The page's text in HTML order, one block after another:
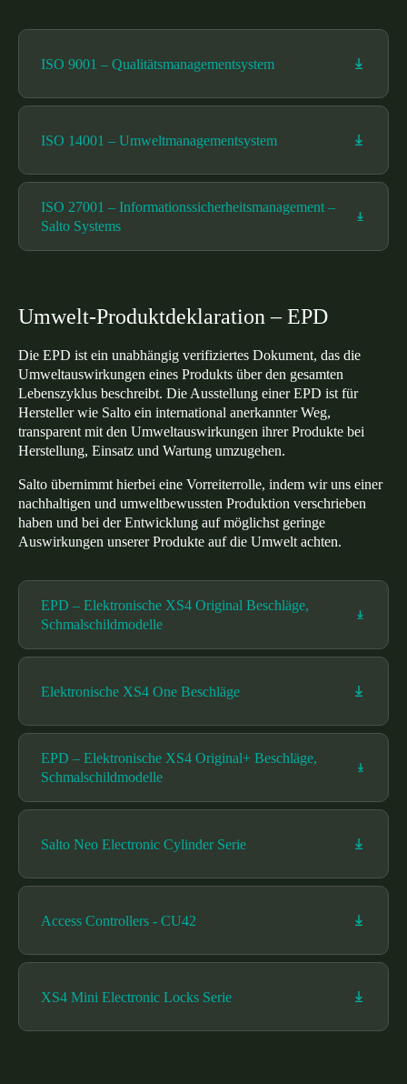
France
FrançaisNederlandsEnglish
Português
Italy
Italiano
Poland
Czech Republic
Čeština
DanskereEnglish
Sweden
SvenskaEnglish
Norway
Finland
ISO 9001 – Qualitätsmanagementsystem
ISO 14001 – Umweltmanagementsystem
ISO 27001 – Informationssicherheitsmanagement – ​​
Salto Systems
Umwelt-Produktdeklaration – EPD
Die EPD ist ein unabhängig verifiziertes Dokument, das die
Umweltauswirkungen eines Produkts über den gesamten
Lebenszyklus beschreibt. Die Ausstellung einer EPD ist für
Hersteller wie Salto ein international anerkannter Weg,
transparent mit den Umweltauswirkungen ihrer Produkte bei
Herstellung, Einsatz und Wartung umzugehen.
Salto übernimmt hierbei eine Vorreiterrolle, indem wir uns einer
nachhaltigen und umweltbewussten Produktion verschrieben
haben und bei der Entwicklung auf möglichst geringe
Auswirkungen unserer Produkte auf die Umwelt achten.
EPD – Elektronische XS4 Original Beschläge,
Schmalschildmodelle
Elektronische XS4 One Beschläge
EPD – Elektronische XS4 Original+ Beschläge,
Schmalschildmodelle
Salto Neo Electronic Cylinder Serie
Access Controllers - CU42
XS4 Mini Electronic Locks Serie